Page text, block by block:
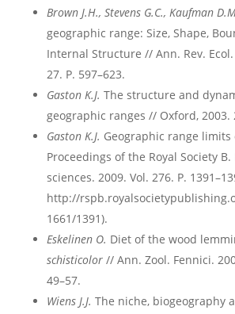
Brown J.H., Stevens G.C., Kaufman
geographic range: Size, Shape,
Internal Structure // Ann. Rev. Ecol.
27. P. 597–623.
Gaston K.J. The structure and
geographic ranges // Oxford, 2003.
Gaston K.J. Geographic range limits
Proceedings of the Royal Society
sciences. 2009. Vol. 276. P.
http://
1661/1391).
Eskelinen O. Diet of the wood
schisticolor// Ann. Zool. Fennici.
49–57.
Wiens J.J. The niche, biogeography